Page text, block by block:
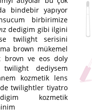
bindebir yapıyor
birbirimize
dedigim gibi ilgini
twilight serisini
brown mükemel
brovn ve eos doly
dediysem
kozmetik lens
twilightler tiyatro
kozmetik